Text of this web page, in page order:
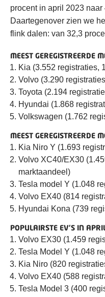
procent in april 2023
Daartegenover zien we
flink dalen: van 32,3
MEEST GEREGISTREERDE
Kia (3.552 registraties,
Volvo (3.290
Toyota (2.194
Hyundai (1.868
Volkswagen (1.762
MEEST GEREGISTREERDE
Kia Niro Y (1.693
Volvo XC40/EX30
marktaandeel)
Tesla model Y (1.048
Volvo EX40 (814
Hyundai Kona (739
POPULAIRSTE EV’S IN
Volvo EX30 (1.459
Tesla Model Y (1.048
Kia Niro (820
Volvo EX40 (588
Tesla Model 3 (400